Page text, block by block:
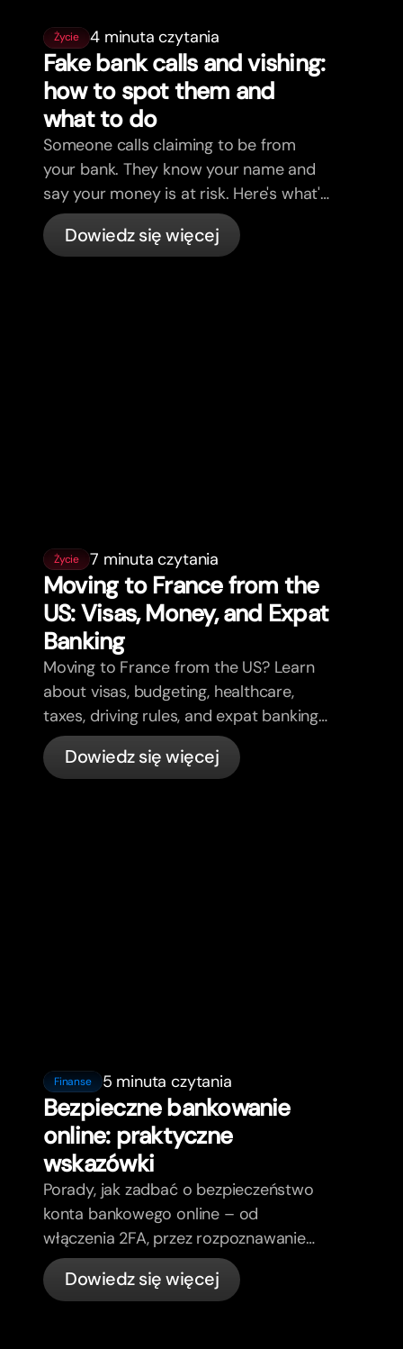
Życie 4 minuta czytania
Fake bank calls and vishing:
how to spot them and
what to do
Someone calls claiming to be from
your bank. They know your name and
say your money is at risk. Here's what's
actually happening, and what to do.
Dowiedz się więcej
Życie 7 minuta czytania
Moving to France from the
US: Visas, Money, and Expat
Banking
Moving to France from the US? Learn
about visas, budgeting, healthcare,
taxes, driving rules, and expat banking
in France with bunq.
Dowiedz się więcej
Finanse 5 minuta czytania
Bezpieczne bankowanie
online: praktyczne
wskazówki
Porady, jak zadbać o bezpieczeństwo
konta bankowego online – od
włączenia 2FA, przez rozpoznawanie
phishing, kontrolę kart, aż po to, co
bunq załatwia automatycznie.
Dowiedz się więcej